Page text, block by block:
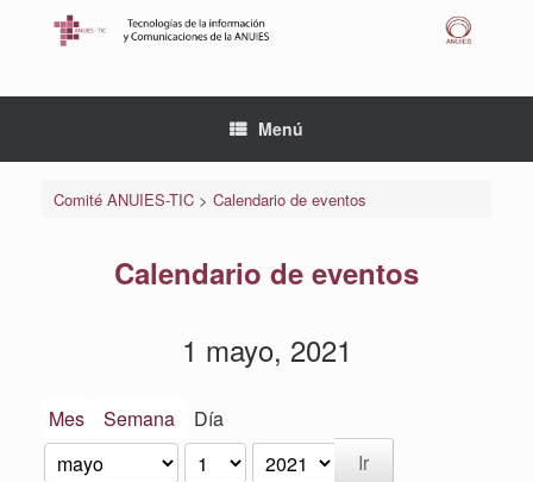
Menú
Comité ANUIES-TIC> Calendario de eventos
Calendario de eventos
1 mayo, 2021
Mes Semana Día
Mes
Día
Año